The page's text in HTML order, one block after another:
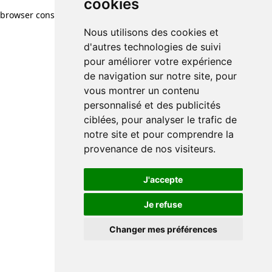
cookies
Nous utilisons des cookies et
d'autres technologies de suivi
pour améliorer votre expérience
de navigation sur notre site, pour
vous montrer un contenu
personnalisé et des publicités
ciblées, pour analyser le trafic de
notre site et pour comprendre la
provenance de nos visiteurs.
J'accepte
Je refuse
Changer mes préférences
browser console for more information)